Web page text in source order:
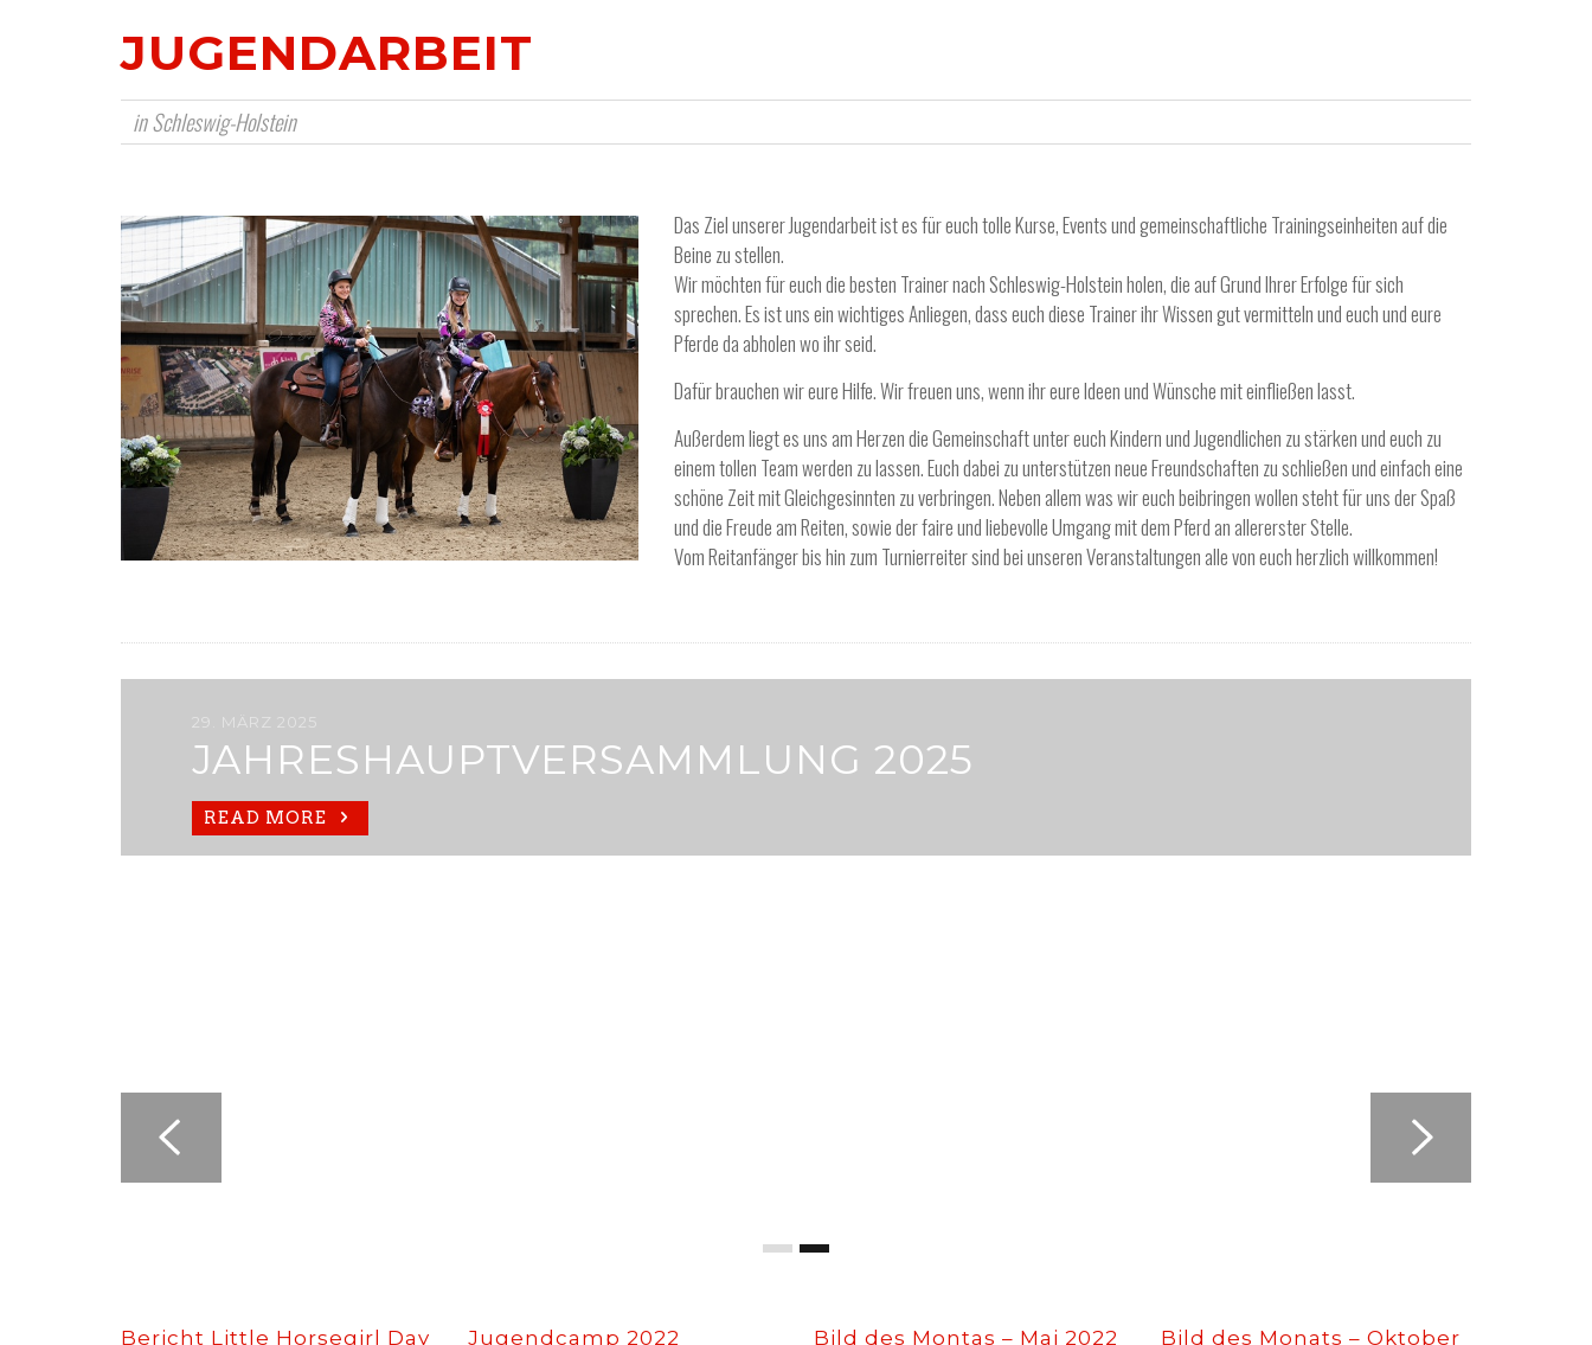
ZUCHTSCHAU 14.09.25 DIESES JAHR
MIT PHCG IN SCHÖNKIRCHEN
ANN-CHRISTIN MEINECKE 14. AUGUST 2025
TREFFEN
ANN-CHRISTIN MEINECKE 30. MÄRZ 2025
JUGENDARBEIT
in Schleswig-Holstein
Das Ziel unserer Jugendarbeit ist es für euch tolle Kurse, Events und gemeinschaftliche Trainingseinheiten auf die
Beine zu stellen.
Wir möchten für euch die besten Trainer nach Schleswig-Holstein holen, die auf Grund Ihrer Erfolge für sich
sprechen. Es ist uns ein wichtiges Anliegen, dass euch diese Trainer ihr Wissen gut vermitteln und euch und eure
Pferde da abholen wo ihr seid.
Dafür brauchen wir eure Hilfe. Wir freuen uns, wenn ihr eure Ideen und Wünsche mit einfließen lasst.
Außerdem liegt es uns am Herzen die Gemeinschaft unter euch Kindern und Jugendlichen zu stärken und euch zu
einem tollen Team werden zu lassen. Euch dabei zu unterstützen neue Freundschaften zu schließen und einfach eine
schöne Zeit mit Gleichgesinnten zu verbringen. Neben allem was wir euch beibringen wollen steht für uns der Spaß
und die Freude am Reiten, sowie der faire und liebevolle Umgang mit dem Pferd an allererster Stelle.
Vom Reitanfänger bis hin zum Turnierreiter sind bei unseren Veranstaltungen alle von euch herzlich willkommen!
29. MÄRZ 2025
JAHRESHAUPTVERSAMMLUNG 2025
READ MORE
Bericht Little Horsegirl Day
Jugendcamp 2022 Bild des Montas – Mai 2022
Bild des Monats – Oktober